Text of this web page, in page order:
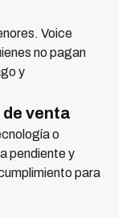
Voice
no pagan
y
venta
o
pendiente y
para